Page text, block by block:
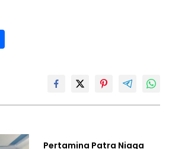
Pertamina Patra Niaga